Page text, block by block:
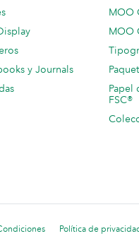
y Journals
MOO
MOO
Papel
FSC®
Política de